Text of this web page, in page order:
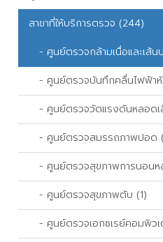
สาขาที่ให้บริการตรวจ (244)
- ศูนย์ตรวจกล้ามเนื่อและเส้น
- ศูนย์ตรวจบันทึกคลื่นไฟฟ้าหั
- ศูนย์ตรวจวัดแรงดันหลอด
- ศูนย์ตรวจสมรรถภาพปอด
- ศูนย์ตรวจสุขภาพการนอนห
- ศูนย์ตรวจสุขภาพตับ (1)
- ศูนย์ตรวจเอกซเรย์คอมพิว